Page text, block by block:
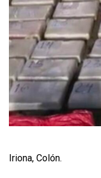
Iriona, Colón.